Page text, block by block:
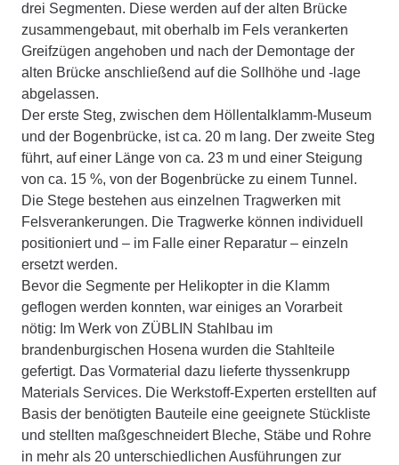
drei Segmenten. Diese werden auf der alten Brücke
zusammengebaut, mit oberhalb im Fels verankerten
Greifzügen angehoben und nach der Demontage der
alten Brücke anschließend auf die Sollhöhe und -lage
abgelassen.
Der erste Steg, zwischen dem Höllentalklamm-Museum
und der Bogenbrücke, ist ca. 20 m lang. Der zweite Steg
führt, auf einer Länge von ca. 23 m und einer Steigung
von ca. 15 %, von der Bogenbrücke zu einem Tunnel.
Die Stege bestehen aus einzelnen Tragwerken mit
Felsverankerungen. Die Tragwerke können individuell
positioniert und – im Falle einer Reparatur – einzeln
ersetzt werden.
Bevor die Segmente per Helikopter in die Klamm
geflogen werden konnten, war einiges an Vorarbeit
nötig: Im Werk von ZÜBLIN Stahlbau im
brandenburgischen Hosena wurden die Stahlteile
gefertigt. Das Vormaterial dazu lieferte thyssenkrupp
Materials Services. Die Werkstoff-Experten erstellten auf
Basis der benötigten Bauteile eine geeignete Stückliste
und stellten maßgeschneidert Bleche, Stäbe und Rohre
in mehr als 20 unterschiedlichen Ausführungen zur